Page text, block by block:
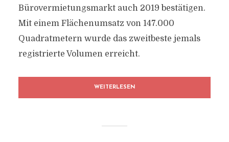
Bürovermietungsmarkt auch 2019 bestätigen.
Mit einem Flächenumsatz von 147.000
Quadratmetern wurde das zweitbeste jemals
registrierte Volumen erreicht.
WEITERLESEN